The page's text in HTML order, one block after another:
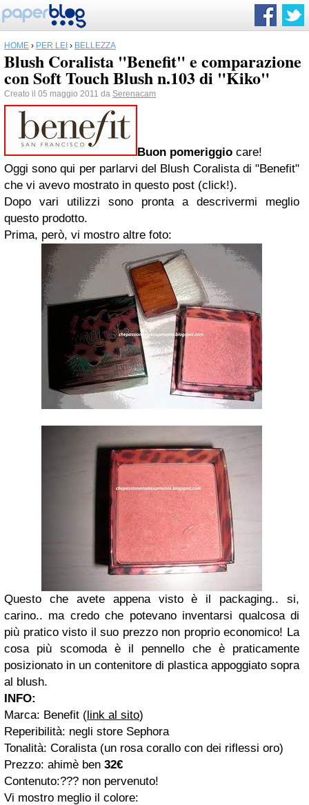
HOME › PER LEI › BELLEZZA
Blush Coralista "Benefit" e comparazione
con Soft Touch Blush n.103 di "Kiko"
Creato il 05 maggio 2011 da Serenacam
Buon pomeriggio care!
Oggi sono qui per parlarvi del Blush Coralista di "Benefit"
che vi avevo mostrato in questo post (click!).
Dopo vari utilizzi sono pronta a descrivermi meglio
questo prodotto.
Prima, però, vi mostro altre foto:
Questo che avete appena visto è il packaging.. si,
carino.. ma credo che potevano inventarsi qualcosa di
più pratico visto il suo prezzo non proprio economico! La
cosa più scomoda è il pennello che è praticamente
posizionato in un contenitore di plastica appoggiato sopra
al blush.
INFO:
Marca: Benefit (link al sito)
Reperibilità: negli store Sephora
Tonalità: Coralista (un rosa corallo con dei riflessi oro)
Prezzo: ahimè ben 32€
Contenuto:??? non pervenuto!
Vi mostro meglio il colore: